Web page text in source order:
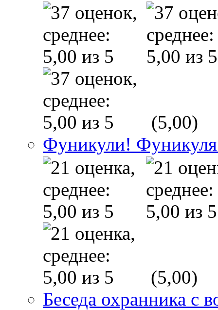
(5,00)
Фуникули!
(5,00)
Беседа охранника с